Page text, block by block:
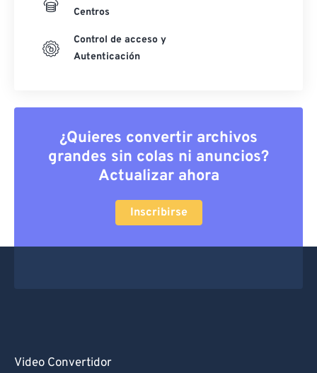
Centros
Control de acceso y
Autenticación
¿Quieres convertir archivos
grandes sin colas ni anuncios?
Actualizar ahora
Inscribirse
Video Convertidor